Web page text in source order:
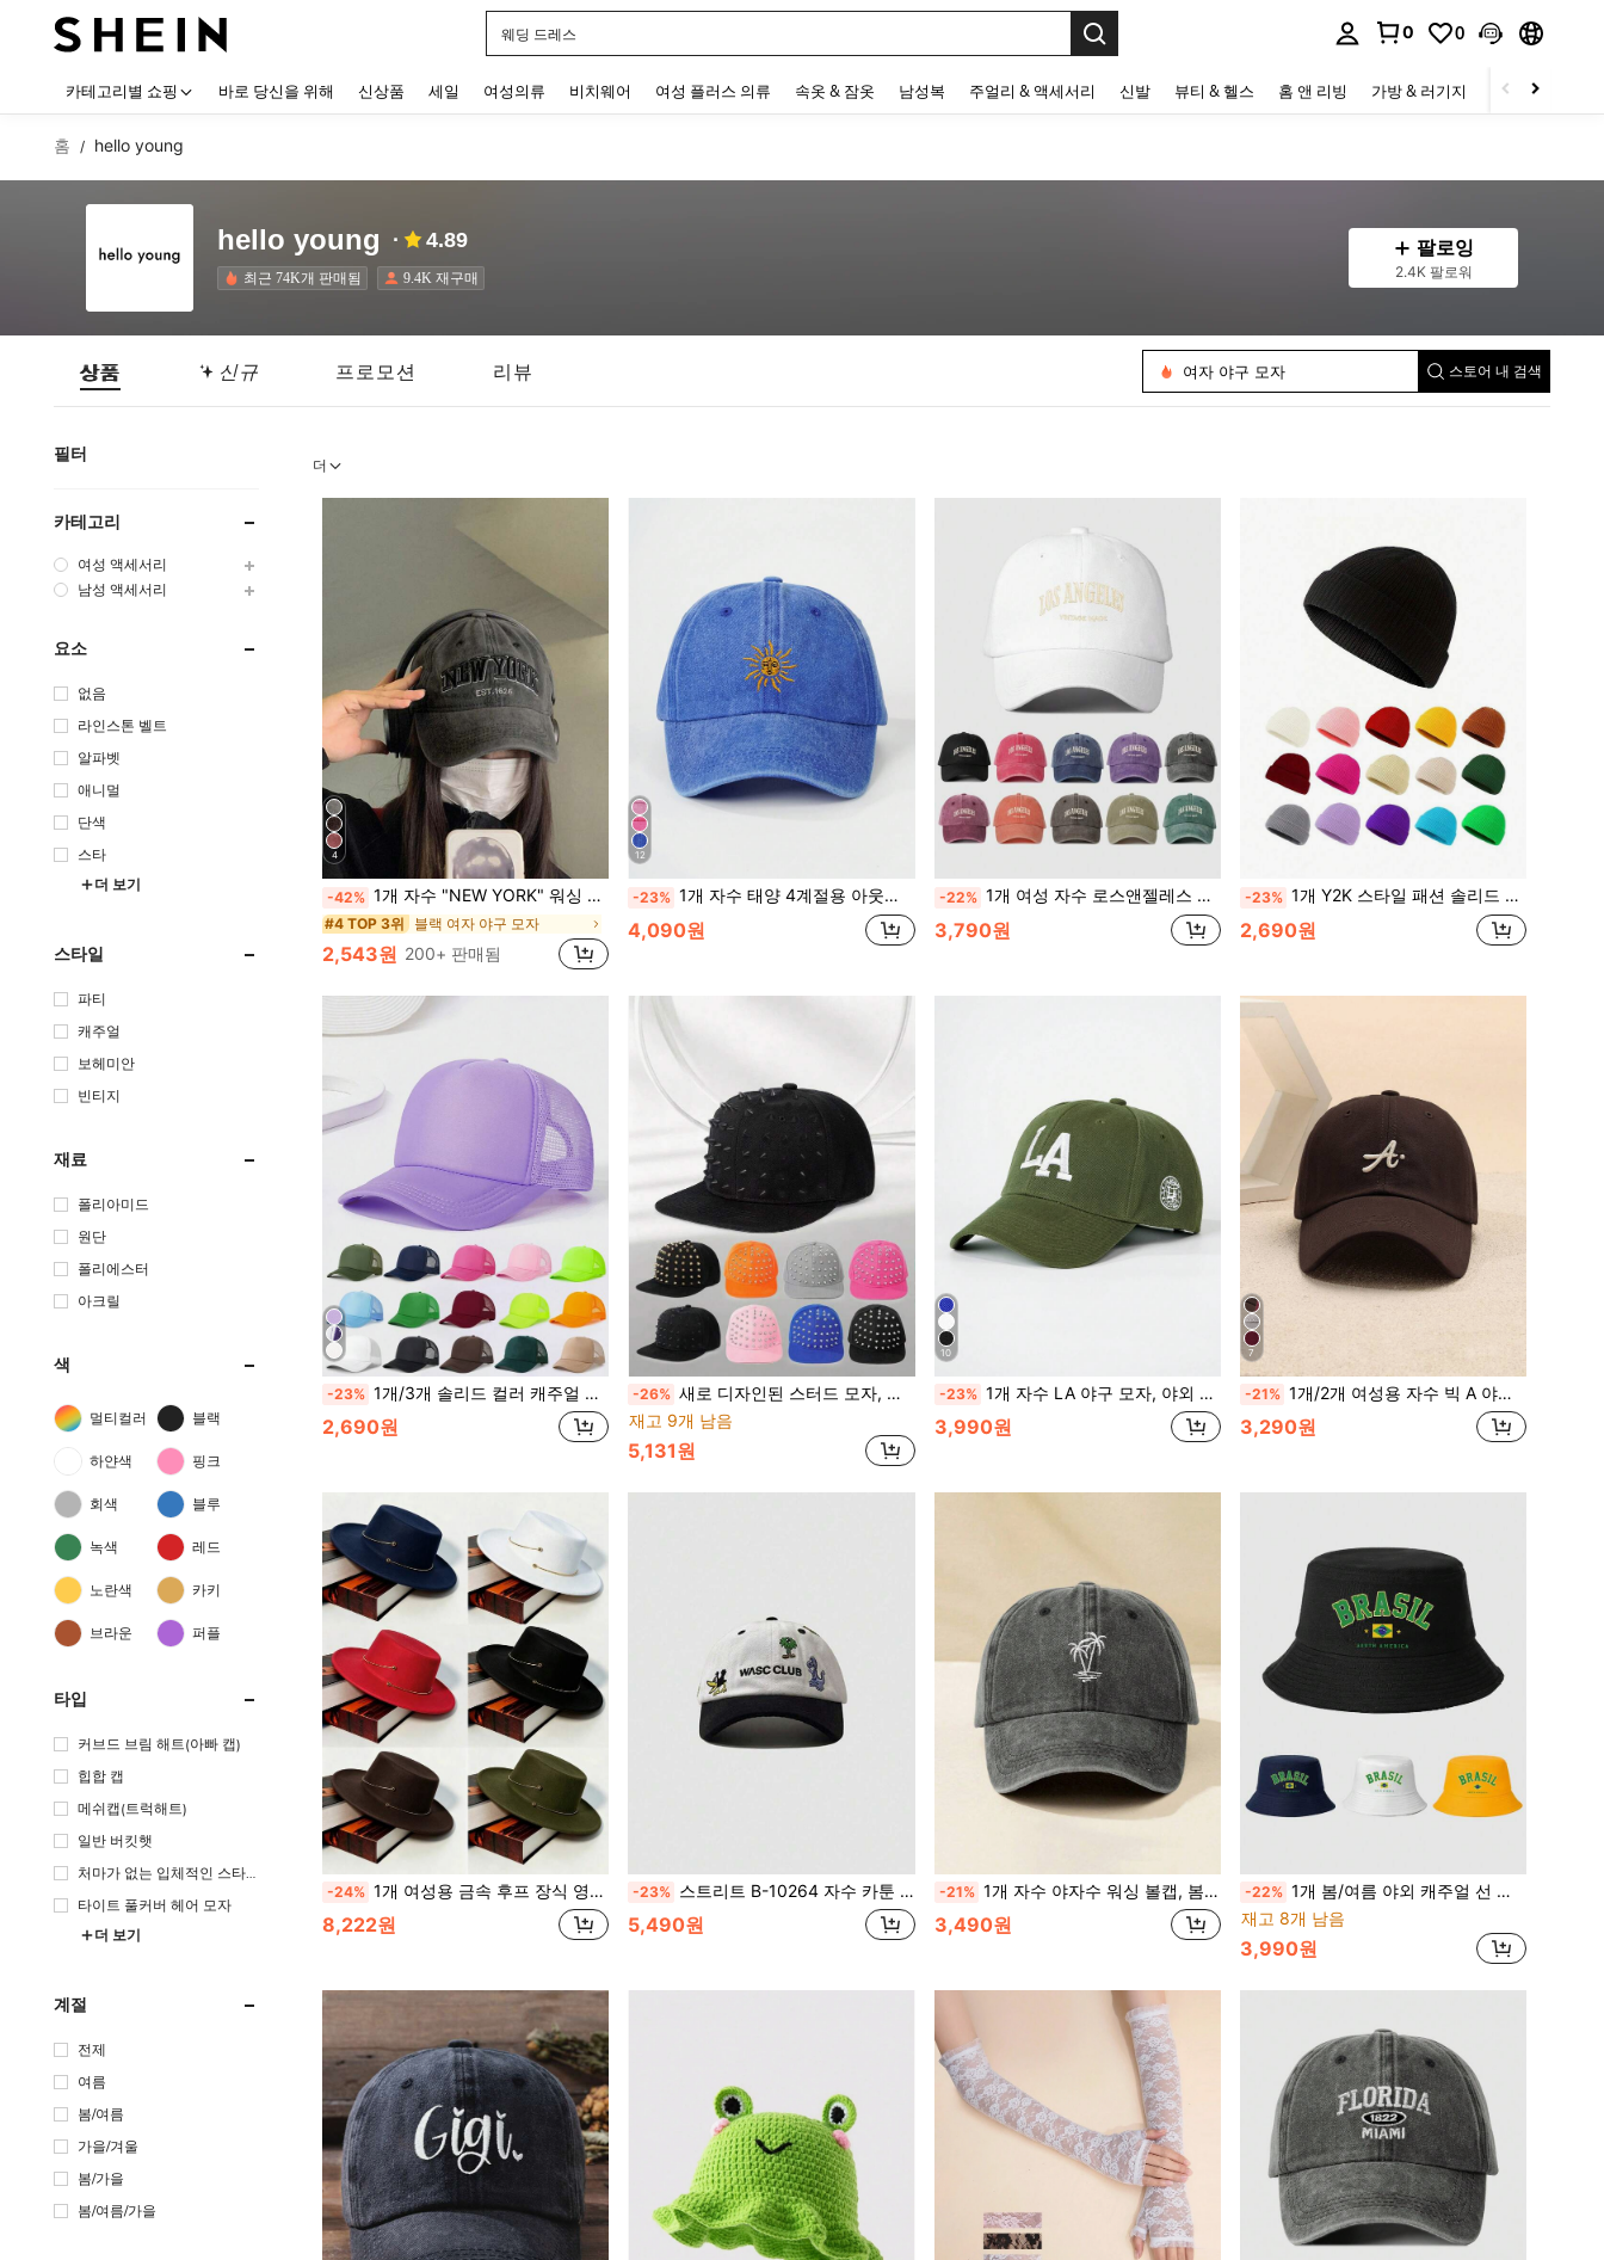
블랙 드레스
0 0
카테고리별 쇼핑 바로 당신을 위해 신상품 세일 여성의류 비치웨어 여성 플러스 의류 속옷 & 잠옷 남성복 주얼리 & 액세서리 신발 뷰티 & 헬스 홈 앤 리빙 가방 & 러기지 스포츠 & 아웃
홈 / hello young
hello young 4.89
최근 74K개 판매됨 9.4K 재구매
팔로잉
2.4K 팔로워
상품 신규 프로모션 리뷰 여자 야구 모자 스토어 내 검색
필터
카테고리
여성 액세서리
남성 액세서리
요소
없음
라인스톤 벨트
알파벳
애니멀
단색
스타
더 보기
스타일
파티
캐주얼
보헤미안
빈티지
재료
폴리아미드
원단
폴리에스터
아크릴
색
멀티컬러 블랙
하얀색 핑크
회색 블루
녹색 레드
노란색 카키
브라운 퍼플
타입
커브드 브림 해트(아빠 캡)
힙합 캡
메쉬캡(트럭해트)
일반 버킷햇
처마가 없는 입체적인 스타
타이트 풀커버 헤어 모자
더 보기
계절
전제
여름
봄/여름
가을/겨울
봄/가을
봄/여름/가을
더
4
-42% 1개 자수 "NEW YORK" 워싱 야구 모자, 조절 가능한 야외 자외선 차단 캐주얼 남녀 공용, 적합한
#4 TOP 3위 블랙 여자 야구 모자
2,543원 200+ 판매됨
12
-23% 1개 자수 태양 4계절용 아웃도어 야구 모자, 빈티지 워싱 유니섹스 메쉬 트럭커 모자, 통기성 조절식 골프 선캡 여성 남성용, 여름 패션 곡선 챙 선모자, Y2K 커플 선 모자
4,090원
-22% 1개 여성 자수 로스앤젤레스 워싱 베이스볼 캡, 조절 가능한 야외 자외선 차단 캐주얼 모자로 봄, 가을 여행, 해변 휴가에 적합, 젊은이를 위한 Y2K 스타일 할로윈 모자
3,790원
-23% 1개 Y2K 스타일 패션 솔리드 컬러 니트 모자, 스트리트, 파티, 야외 활동, 가을/겨울 가을 의상을 위한 다용도 따뜻한 겨울 비니
2,690원
-23% 1개/3개 솔리드 컬러 캐주얼 메시 통기성 야구 모자, 여행, 해변, 휴가에 적합한 야외 자외선 차단 캐주얼 모자, 패션 버서타일 Y2K 스타일 유니섹스 선햇
2,690원
-26% 새로 디자인된 스터드 모자, 패셔너블하고 다용도이며, 반짝이는 파티 원단과 라인스톤으로 장식되어 개인의 매력을 보여줍니다.
재고 9개 남음
5,131원
10
-23% 1개 자수 LA 야구 모자, 야외 소프트 탑 곡선 챙 자외선 차단 모자, 봄, 가을, 여행, 해변, 남성 및 여성, Y2K 스타일, 축제, 휴일에 적합한 조절 가능한 캐주얼 모자
3,990원
7
-21% 1개/2개 여성용 자수 빅 A 야구 모자, 조절 가능한 자외선 차단 캐주얼 모자, 야외 활동, 봄/가을 여행, 해변 휴가, 남성용 선햇, Y2K 스타일 청소년 모자
3,290원
-24% 1개 여성용 금속 후프 장식 영국 스타일 보울러 모자, 조절 가능한 야외 자외선 차단 캐주얼 모자 봄, 가을, 여행, 해변, 휴가에 적합. 젊은 남성을 위한 Y2K 스타일 선캡
8,222원
-23% 스트리트 B-10264 자수 카툰 와스크 클럽 베이스볼 캡, 여성용 조절 가능한 스트랩, 봄 가을 여행, 해변 휴가, 남성용 선모자 Y2k 스타일 유스 모자에 적합
5,490원
-21% 1개 자수 야자수 워싱 볼캡, 봄 가을 여행 해변 휴가용 조절 가능한 야외 자외선 차단 모자, Y2K 스타일 청소년 모자, 여름, 휴가
3,490원
-22% 1개 봄/여름 야외 캐주얼 선 모자 여성 여행 휴가 자외선 차단 모자 프린트 브라질 워싱 버킷 모자 Y2K 남성 버킷 모자 커플 매칭
재고 8개 남음
3,990원